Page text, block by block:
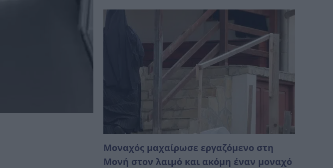
Μοναχός μαχαίρωσε εργαζόμενο στη
Μονή στον λαιμό και ακόμη έναν μοναχό